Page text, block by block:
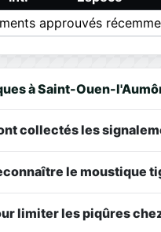
approuvés
à Saint-Ouen-
collectés les
le moustique
limiter les piqûres